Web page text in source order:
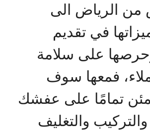
الرياض الى
في تقديم
على سلامة
فمعها سوف
تمامًا على عفشك
والتركيب والتغليف